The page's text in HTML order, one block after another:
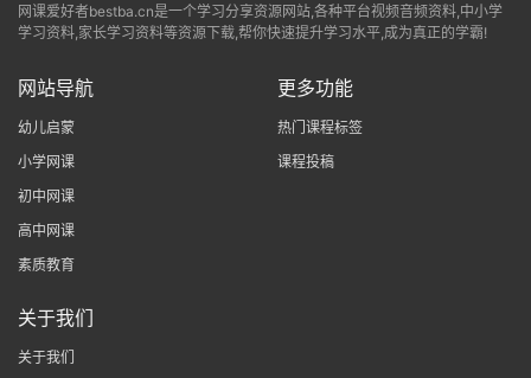
网课爱好者bestba.cn是一个学习分享资源网站,各种平台视频音频资料,中小学
学习资料,家长学习资料等资源下载,帮你快速提升学习水平,成为真正的学霸!
网站导航
幼儿启蒙
小学网课
初中网课
高中网课
素质教育
更多功能
热门课程标签
课程投稿
关于我们
关于我们